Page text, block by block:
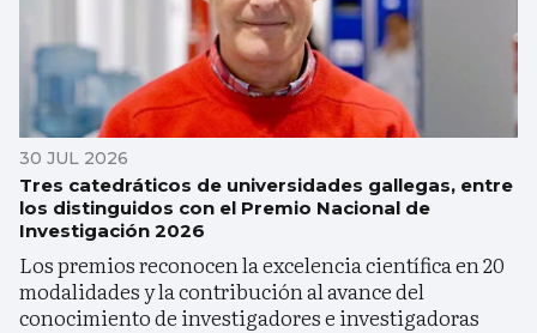
30 JUL 2026
Tres catedráticos de universidades gallegas, entre
los distinguidos con el Premio Nacional de
Investigación 2026
Los premios reconocen la excelencia científica en 20
modalidades y la contribución al avance del
conocimiento de investigadores e investigadoras